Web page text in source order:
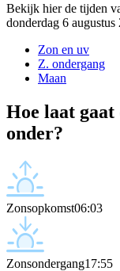
Bekijk hier de tijden
donderdag 6 augustus
Zon en uv
Z. ondergang
Maan
Hoe laat gaat
onder?
Zonsopkomst06:03
Zonsondergang17:55